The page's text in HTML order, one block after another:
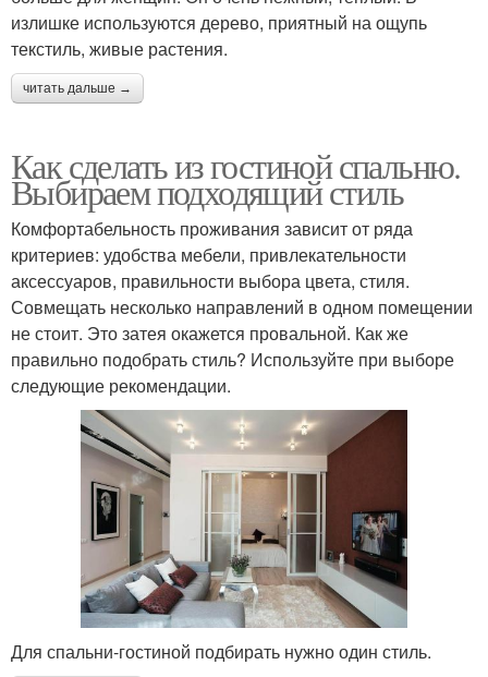
излишке используются дерево, приятный на ощупь
текстиль, живые растения.
читать дальше →
Как сделать из гостиной спальню.
Выбираем подходящий стиль
Комфортабельность проживания зависит от ряда
критериев: удобства мебели, привлекательности
аксессуаров, правильности выбора цвета, стиля.
Совмещать несколько направлений в одном помещении
не стоит. Это затея окажется провальной. Как же
правильно подобрать стиль? Используйте при выборе
следующие рекомендации.
Для спальни-гостиной подбирать нужно один стиль.